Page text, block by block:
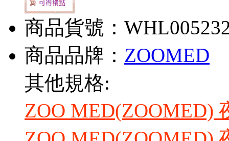
商品貨號：
商品品牌： ZOOMED
其他規格:
ZOO MED(ZOOMED)